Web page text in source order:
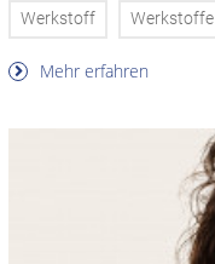
Werkstoff Werkstoffe
Mehr erfahren